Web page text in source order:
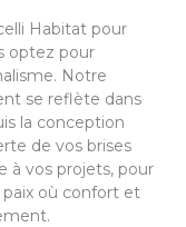
Habitat pour
optez pour
Notre
se reflète dans
la conception
de vos brises
à vos projets, pour
où confort et